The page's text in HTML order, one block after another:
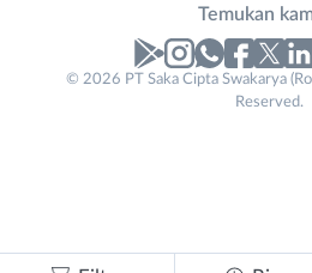
No. Telp /
Asisten
Grobogan
Temukan
© 2026 PT Saka Cipta Swakarya
Reserved.